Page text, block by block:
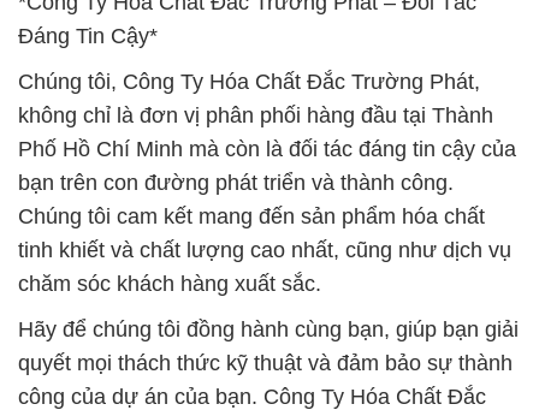
Đáng Tin Cậy*
Chúng tôi, Công Ty Hóa Chất Đắc Trường Phát,
không chỉ là đơn vị phân phối hàng đầu tại Thành
Phố Hồ Chí Minh mà còn là đối tác đáng tin cậy của
bạn trên con đường phát triển và thành công.
Chúng tôi cam kết mang đến sản phẩm hóa chất
tinh khiết và chất lượng cao nhất, cũng như dịch vụ
chăm sóc khách hàng xuất sắc.
Hãy để chúng tôi đồng hành cùng bạn, giúp bạn giải
quyết mọi thách thức kỹ thuật và đảm bảo sự thành
công của dự án của bạn. Công Ty Hóa Chất Đắc